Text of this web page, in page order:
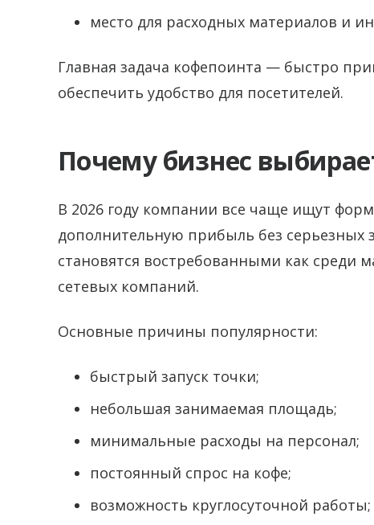
место для расходных материалов и
Главная задача кофепоинта — быстро
обеспечить удобство для посетителей.
Почему бизнес
В 2026 году компании все чаще ищут
дополнительную прибыль без
становятся востребованными как среди
сетевых компаний.
Основные причины популярности:
быстрый запуск точки;
небольшая занимаемая площадь;
минимальные расходы на персонал;
постоянный спрос на кофе;
возможность круглосуточной работы;